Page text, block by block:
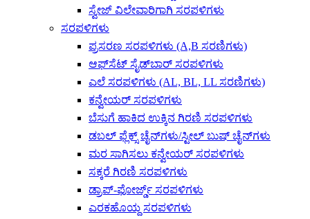
ಸ್ವೇಜ್ ವಿಲೇವಾರಿಗಾಗಿ ಸರಪಳಿಗಳು
ಸರಪಳಿಗಳು
ಪ್ರಸರಣ ಸರಪಳಿಗಳು (A,B ಸರಣಿಗಳು)
ಆಫ್‌ಸೆಟ್ ಸೈಡ್‌ಬಾರ್ ಸರಪಳಿಗಳು
ಎಲೆ ಸರಪಳಿಗಳು (AL, BL, LL ಸರಣಿಗಳು)
ಕನ್ವೇಯರ್ ಸರಪಳಿಗಳು
ಬೆಸುಗೆ ಹಾಕಿದ ಉಕ್ಕಿನ ಗಿರಣಿ ಸರಪಳಿಗಳು
ಡಬಲ್ ಫ್ಲೆಕ್ಸ್ ಚೈನ್‌ಗಳು/ಸ್ಟೀಲ್ ಬುಷ್ ಚೈನ್‌ಗಳು
ಮರ ಸಾಗಿಸಲು ಕನ್ವೇಯರ್ ಸರಪಳಿಗಳು
ಸಕ್ಕರೆ ಗಿರಣಿ ಸರಪಳಿಗಳು
ಡ್ರಾಪ್-ಫೋರ್ಜ್ಡ್ ಸರಪಳಿಗಳು
ಎರಕಹೊಯ್ದ ಸರಪಳಿಗಳು